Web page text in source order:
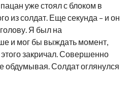
уже стоял с блоком в
из солдат. Еще секунда – и он
Я был на
и мог бы выждать момент,
закричал. Совершенно
обдумывая. Солдат оглянулся